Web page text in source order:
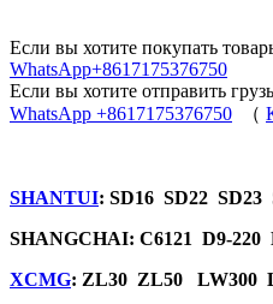
Если вы хотите покупать
WhatsApp+8617175376750
Если вы хотите отправить
WhatsApp +8617175376750 （
SHANTUI: SD16 SD22
SHANGCHAI: C6121 D9-220
XCMG: ZL30 ZL50 LW300